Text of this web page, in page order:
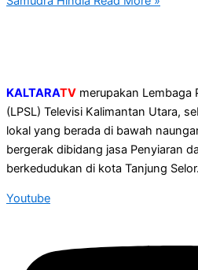
KALTARATV merupakan Lembaga
(LPSL) Televisi Kalimantan Utara,
lokal yang berada di bawah
bergerak dibidang jasa Penyiaran
berkedudukan di kota Tanjung Selor.
Youtube